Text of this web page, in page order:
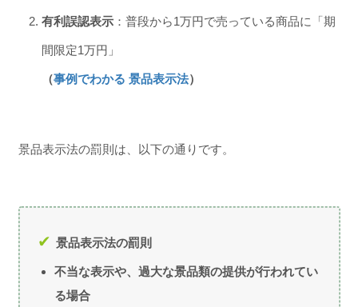
有利誤認表示：普段から1万円で売っている商品に「期
間限定1万円」
（事例でわかる 景品表示法）
景品表示法の罰則は、以下の通りです。
景品表示法の罰則
不当な表示や、過大な景品類の提供が行われてい
る場合